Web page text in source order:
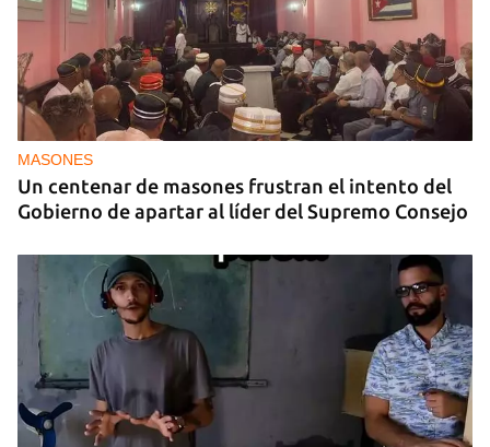
MASONES
Un centenar de masones frustran el intento del
Gobierno de apartar al líder del Supremo Consejo